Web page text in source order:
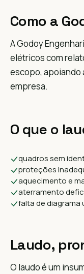
Como a
A Godoy
elétricos com
escopo, apoiando
empresa.
O que o
quadros sem
proteções
aquecimento e
aterramento
falta de diagrama
Laudo,
O laudo é um